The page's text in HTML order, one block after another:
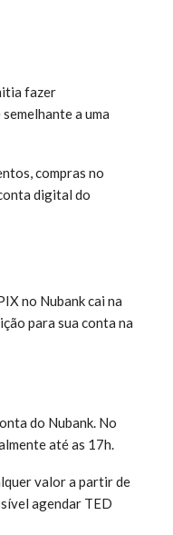
fazer
a uma
compras no
digital do
no Nubank cai na
para sua conta na
do Nubank. No
até as 17h.
valor a partir de
agendar TED